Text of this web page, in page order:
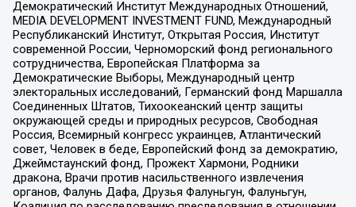
Демократический Институт Международных Отношений,
MEDIA DEVELOPMENT INVESTMENT FUND, Международный
Республиканский Институт, Открытая Россия, Институт
современной России, Черноморский фонд регионального
сотрудничества, Европейская Платформа за
Демократические Выборы, Международный центр
электоральных исследований, Германский фонд Маршалла
Соединенных Штатов, Тихоокеанский центр защиты
окружающей среды и природных ресурсов, Свободная
Россия, Всемирный конгресс украинцев, Атлантический
совет, Человек в беде, Европейский фонд за демократию,
Джеймстаунский фонд, Прожект Хармони, Родники
дракона, Врачи против насильственного извлечения
органов, Фалунь Дафа, Друзья Фалуньгун, Фалуньгун,